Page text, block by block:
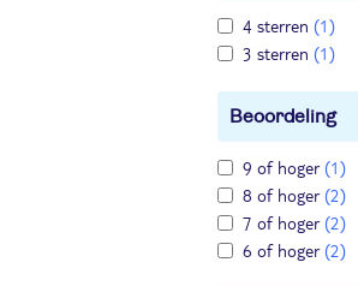
4 sterren (1)
3 sterren (1)
Beoordeling
9 of hoger(1)
8 of hoger(2)
7 of hoger(2)
6 of hoger(2)